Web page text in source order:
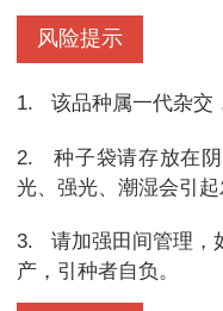
风险提示
1. 该品种属一代杂交
2.
种子袋请存放在
光、强光、潮湿会引起
3.
请加强田间管理，
产，引种者自负。